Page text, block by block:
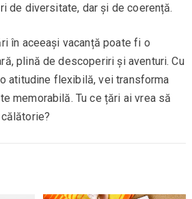
de diversitate, dar și de coerență.
în aceeași vacanță poate fi o
plină de descoperiri și aventuri. Cu
atitudine flexibilă, vei transforma
memorabilă. Tu ce țări ai vrea să